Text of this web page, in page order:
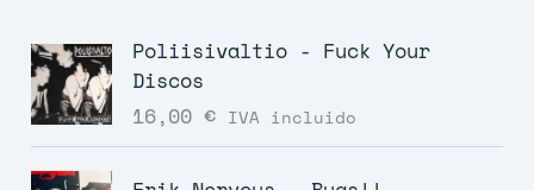
Poliisivaltio - Fuck Your
Discos
16,00€ IVA incluido